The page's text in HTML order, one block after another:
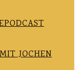
JOCHEN